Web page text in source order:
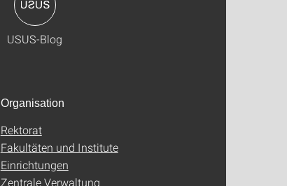
USUS-Blog
Organisation
Rektorat
Fakultäten und Institute
Einrichtungen
Zentrale Verwaltung